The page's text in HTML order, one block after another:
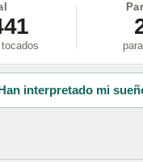
interpretado mi